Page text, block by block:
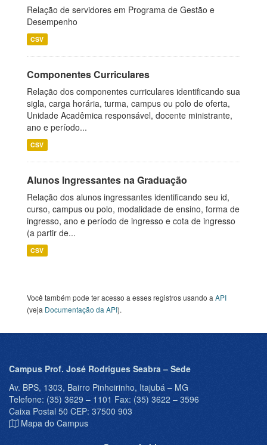
Relação de servidores em Programa de Gestão e
Desempenho
CSV
Componentes Curriculares
Relação dos componentes curriculares identificando sua
sigla, carga horária, turma, campus ou polo de oferta,
Unidade Acadêmica responsável, docente ministrante,
ano e período...
CSV
Alunos Ingressantes na Graduação
Relação dos alunos ingressantes identificando seu id,
curso, campus ou polo, modalidade de ensino, forma de
ingresso, ano e período de ingresso e cota de ingresso
(a partir de...
CSV
Você também pode ter acesso a esses registros usando a API
(veja Documentação da API).
Campus Prof. José Rodrigues Seabra – Sede
Av. BPS, 1303, Bairro Pinheirinho, Itajubá – MG
Telefone: (35) 3629 – 1101 Fax: (35) 3622 – 3596
Caixa Postal 50 CEP: 37500 903
Mapa do Campus